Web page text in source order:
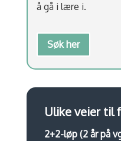
å gå i lære i.
Søk her
Ulike veier til
2+2-løp (2 år på